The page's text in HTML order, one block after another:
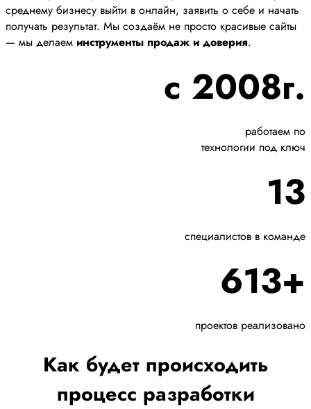
среднему бизнесу выйти в онлайн, заявить о себе и начать
получать результат. Мы создаём не просто красивые сайты
— мы делаем инструменты продаж и доверия.
с 2008г.
работаем по
технологии под ключ
13
специалистов в команде
613+
проектов реализовано
Как будет происходить
процесс разработки